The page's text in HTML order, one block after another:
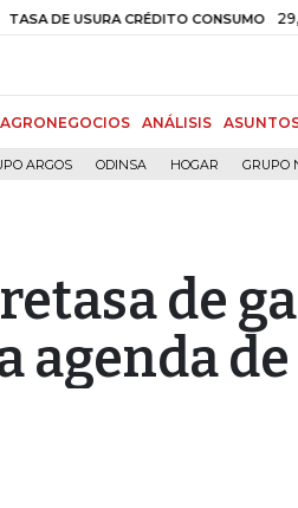
USURA CRÉDITO CONSUMO 29,66%
AGRONEGOCIOS ANÁLISIS
ARGOS ODINSA HOGAR GRUPO
de
agenda